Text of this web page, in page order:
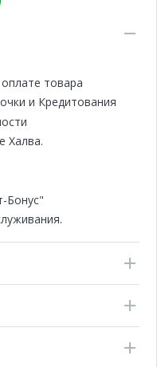
товара
и Кредитования
Халва.
Бонус"